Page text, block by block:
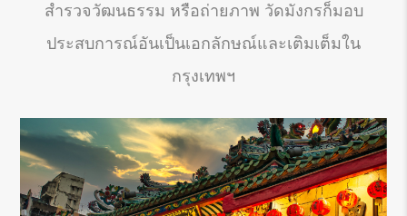
สำรวจวัฒนธรรม หรือถ่ายภาพ วัดมังกรก็มอบ
ประสบการณ์อันเป็นเอกลักษณ์และเติมเต็มใน
กรุงเทพฯ